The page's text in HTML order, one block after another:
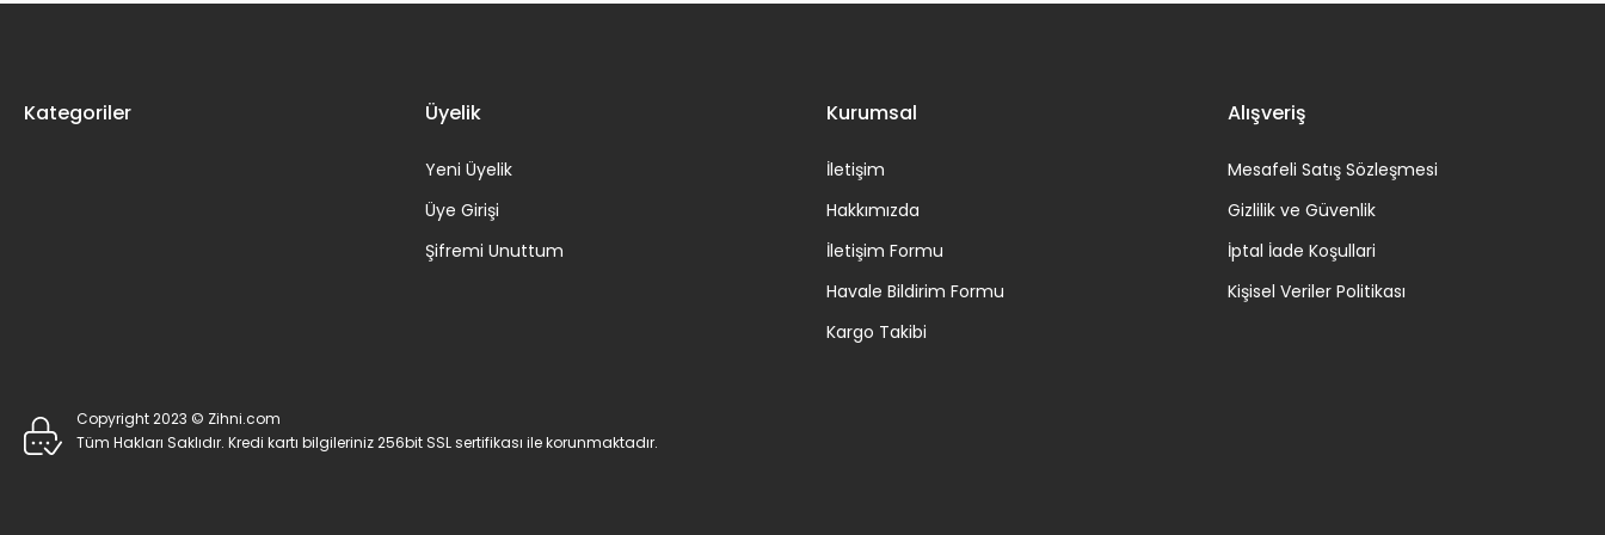
Kategoriler Üyelik
Yeni Üyelik
Üye Girişi
Şifremi Unuttum
Kurumsal
İletişim
Hakkımızda
İletişim Formu
Havale Bildirim Formu
Kargo Takibi
Alışveriş
Mesafeli Satış Sözleşmesi
Gizlilik ve Güvenlik
İptal İade Koşullari
Kişisel Veriler Politikası
Copyright 2023 © Zihni.com
Tüm Hakları Saklıdır. Kredi kartı bilgileriniz 256bit SSL sertifikası ile korunmaktadır.